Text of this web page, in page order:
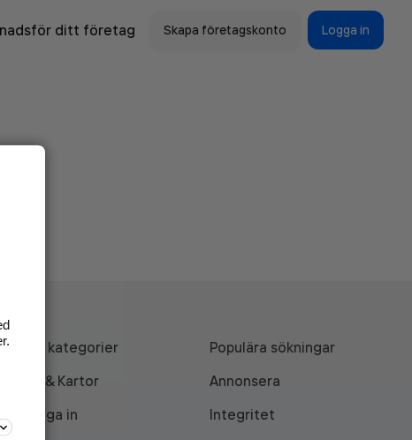
ditt företag Skapa företagskonto Logga in
Alla kategorier
Populära sökningar
API & Kartor
Annonsera
Logga in
Integritet